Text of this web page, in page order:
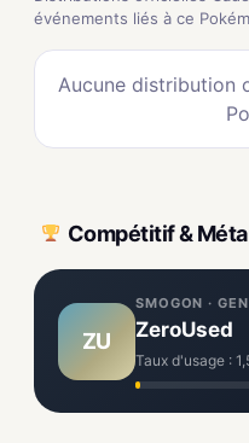
événements liés à ce
Aucune distribution
Compétitif & Méta
ZU
SMOGON ·
ZeroUsed
Taux d'usage :